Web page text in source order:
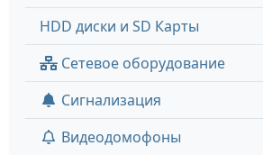
HDD диски и SD Карты
Сетевое оборудование
Сигнализация
Видеодомофоны